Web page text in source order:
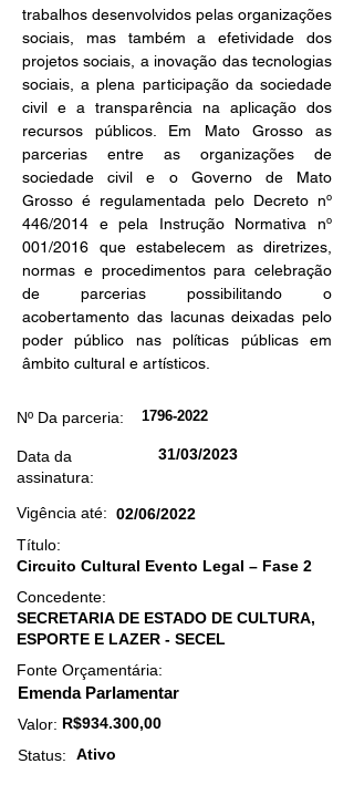
Nº Da parceria: 1796-2022
Data da
assinatura:
31/03/2023
Vigência até: 02/06/2022
Título:
Circuito Cultural Evento Legal – Fase 2
Concedente:
SECRETARIA DE ESTADO DE CULTURA,
ESPORTE E LAZER - SECEL
Fonte Orçamentária:
Emenda Parlamentar
Valor: R$934.300,00
Status:
Ativo